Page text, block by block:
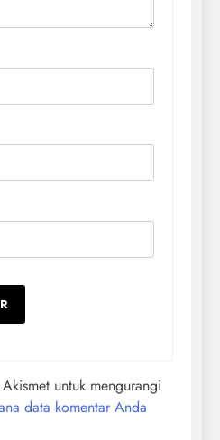
untuk mengurangi
data komentar Anda